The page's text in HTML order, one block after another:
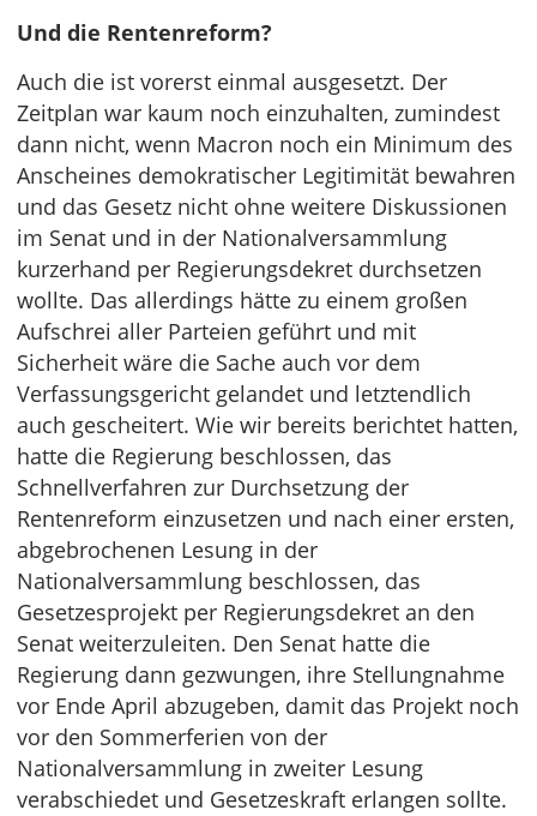
Und die Rentenreform?
Auch die ist vorerst einmal ausgesetzt. Der
Zeitplan war kaum noch einzuhalten, zumindest
dann nicht, wenn Macron noch ein Minimum des
Anscheines demokratischer Legitimität bewahren
und das Gesetz nicht ohne weitere Diskussionen
im Senat und in der Nationalversammlung
kurzerhand per Regierungsdekret durchsetzen
wollte. Das allerdings hätte zu einem großen
Aufschrei aller Parteien geführt und mit
Sicherheit wäre die Sache auch vor dem
Verfassungsgericht gelandet und letztendlich
auch gescheitert. Wie wir bereits berichtet hatten,
hatte die Regierung beschlossen, das
Schnellverfahren zur Durchsetzung der
Rentenreform einzusetzen und nach einer ersten,
abgebrochenen Lesung in der
Nationalversammlung beschlossen, das
Gesetzesprojekt per Regierungsdekret an den
Senat weiterzuleiten. Den Senat hatte die
Regierung dann gezwungen, ihre Stellungnahme
vor Ende April abzugeben, damit das Projekt noch
vor den Sommerferien von der
Nationalversammlung in zweiter Lesung
verabschiedet und Gesetzeskraft erlangen sollte.